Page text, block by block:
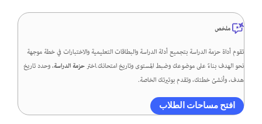
ملخص
تقوم أداة حزمة الدراسة بتجميع أدلة الدراسة والبطاقات التعليمية والاختبارات في خطة موجهة
نحو الهدف بناءً على موضوعك وضبط المستوى وتاريخ امتحانك.اخترحزمة الدراسة، وحدد تاريخ
هدف، وأنشئ خطتك، وتقدم بوتيرتك الخاصة.
افتح مساحات الطلاب